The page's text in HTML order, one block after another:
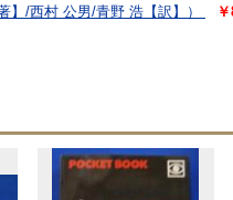
】/西村 公男/青野 浩【訳】）